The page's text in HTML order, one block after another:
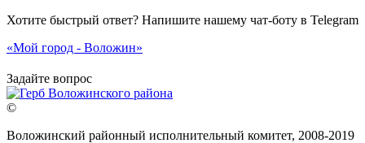
Хотите быстрый ответ? Напишите нашему чат-боту в Telegram
«Мой город - Воложин»
Задайте вопрос
©
Воложинский районный исполнительный комитет, 2008-2019